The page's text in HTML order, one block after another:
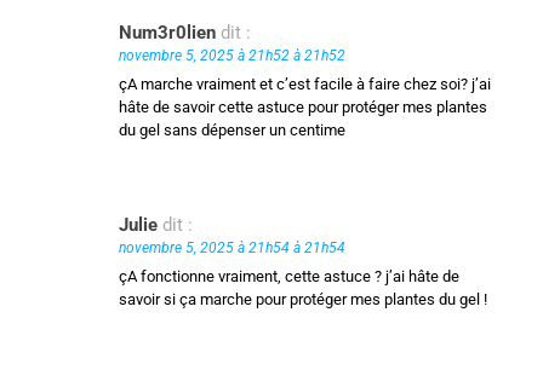
Num3r0lien dit :
novembre 5, 2025 à 21h52 à 21h52
çA marche vraiment et c’est facile à faire chez soi? j’ai
hâte de savoir cette astuce pour protéger mes plantes
du gel sans dépenser un centime
Julie dit :
novembre 5, 2025 à 21h54 à 21h54
çA fonctionne vraiment, cette astuce ? j’ai hâte de
savoir si ça marche pour protéger mes plantes du gel !